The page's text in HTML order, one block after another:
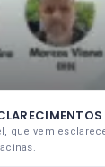
que vem